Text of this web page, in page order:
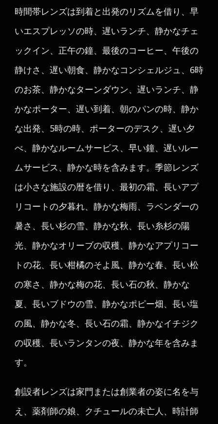
時間帯レンズは到着と出発のリズムを借り、早
いエスプレッソの時、遅いランチ、静かなチェ
ックイン、正午の鐘、最後のコーヒー、午後の
静けさ、遅い朝食、静かなコンシェルジュ、6時
のお茶、静かなターンダウン、遅いランチ、静
かなポーター、遅い到着、朝のパンの時、静か
な出発、5時の時、ポーターのデスク、遅い夕
べ、静かなルームサービス、早い鐘、遅いルー
ムサービス、静かな時を含みます。季節レンズ
は小さな施設の暦を借り、最初の霜、長いアプ
リコートの夕暮れ、静かな梅雨、ラベンダーの
暑さ、長い杉の雪、静かな秋、長い糸杉の陽
光、静かなオリーブの収穫、静かなアプリコー
トの花、長い柑橘のそよ風、静かな春、長い松
の寒さ、静かな梅の花、長い石の秋、静かな
夏、長いブドウの雪、静かなポピー畑、長い塩
の風、静かな冬、長い石の霜、静かなイチジク
の収穫、長いランタンの夜、静かな年を含みま
す。
創設者レンズは家門または創業者の姿に名を与
え、薬剤師の娘、クチュールの未亡人、時計師